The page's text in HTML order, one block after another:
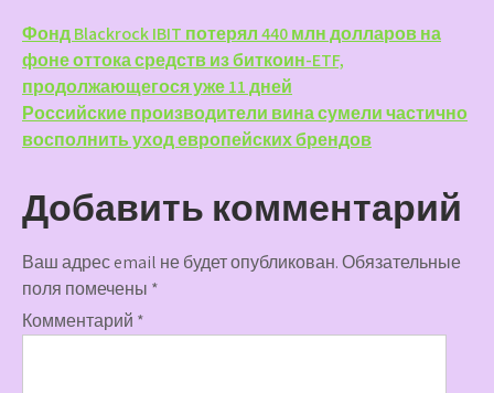
Навигация
по
записям
Фонд Blackrock IBIT потерял 440 млн долларов на
фоне оттока средств из биткоин-ETF,
продолжающегося уже 11 дней
Российские производители вина сумели частично
восполнить уход европейских брендов
Добавить комментарий
Ваш адрес email не будет опубликован.Обязательные
поля помечены *
Комментарий *